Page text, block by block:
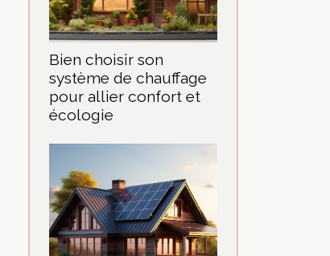
Bien choisir son
système de chauffage
pour allier confort et
écologie